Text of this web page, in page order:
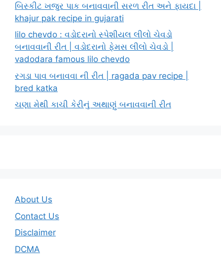
બિસ્કીટ ખજુર પાક બનાવવાની સરળ રીત અને ફાયદા |
khajur pak recipe in gujarati
lilo chevdo : વડોદરાનો સ્પેશીયલ લીલો ચેવડો
બનાવવાની રીત | વડોદરાનો ફેમસ લીલો ચેવડો |
vadodara famous lilo chevdo
રગડા પાવ બનાવવા ની રીત | ragada pav recipe |
bred katka
ચણા મેથી કાચી કેરીનું અથાણું બનાવવાની રીત
About Us
Contact Us
Disclaimer
DCMA